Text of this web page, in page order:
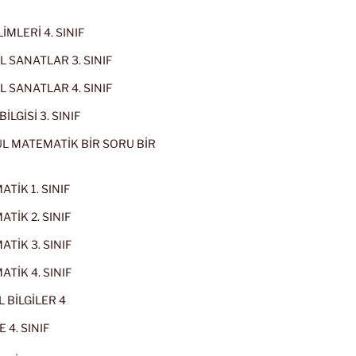
4. SINIF
SANATLAR 3. SINIF
SANATLAR 4. SINIF
3. SINIF
MATEMATİK BİR SORU BİR
1. SINIF
2. SINIF
3. SINIF
4. SINIF
BİLGİLER 4
4. SINIF